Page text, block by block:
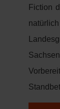
Fiction